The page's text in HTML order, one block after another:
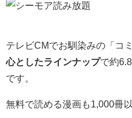
テレビCMでお馴染みの「コ
心としたラインナップで約
です。
無料で読める漫画も1,000冊